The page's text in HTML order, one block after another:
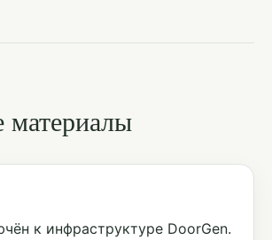
к инфраструктуре DoorGen.